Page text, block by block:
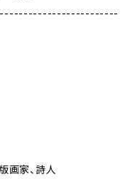
画家、詩人